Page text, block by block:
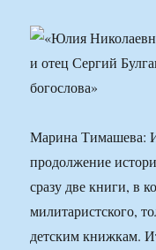
Марина Тимашева:
продолжение
сразу две книги, в
милитаристского,
детским книжкам.